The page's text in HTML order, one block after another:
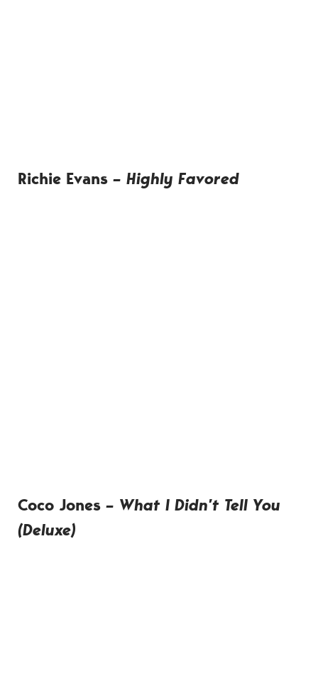
Richie Evans – Highly Favored
Coco Jones – What I Didn’t Tell You
(Deluxe)